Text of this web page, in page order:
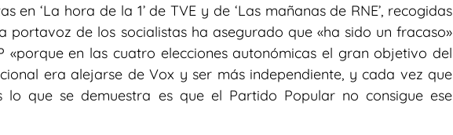
en ‘La hora de la 1’ de TVE y de ‘Las mañanas de RNE’, recogidas
portavoz de los socialistas ha asegurado que «ha sido un fracaso»
«porque en las cuatro elecciones autonómicas el gran objetivo del
era alejarse de Vox y ser más independiente, y cada vez que
lo que se demuestra es que el Partido Popular no consigue ese